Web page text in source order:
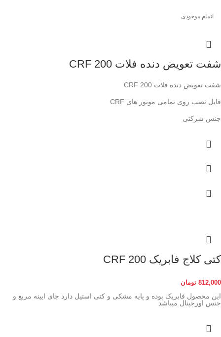
اتمام موجودی
شفت تعویض دنده فلات 200 CRF
شفت تعویض دنده فلات CRF 200
قابل نصب روی تمامی موتور های CRF
جنس شرکتی
کتی کلاج فابریک CRF 200
812,000 تومان
این محصول فابریک بوده و پایه مشکی و کتی استیل دارد جای ایینه مربع و
جنس اورجینال میباشد